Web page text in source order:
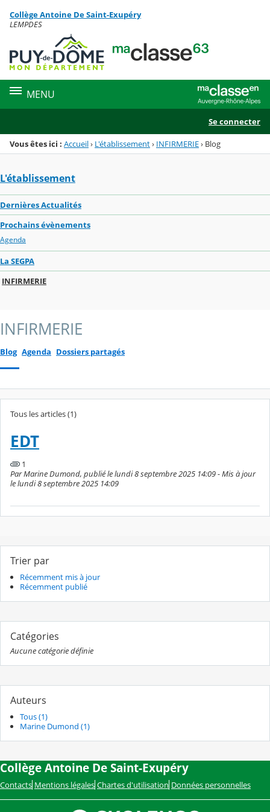
Menu de la rubrique
Contenu
Collège Antoine De Saint-Exupéry
LEMPDES
MENU
Se connecter
Vous êtes ici : Accueil› L'établissement› INFIRMERIE› Blog
L'établissement
Dernières Actualités
Prochains évènements
Agenda
La SEGPA
INFIRMERIE
INFIRMERIE
Blog Agenda Dossiers partagés
Tous les articles (1)
EDT
1
Par Marine Dumond, publié le lundi 8 septembre 2025 14:09 - Mis à jour
le lundi 8 septembre 2025 14:09
Trier par
Récemment mis à jour
Récemment publié
Catégories
Aucune catégorie définie
Auteurs
Tous (1)
Marine Dumond (1)
Collège Antoine De Saint-Exupéry
Contacts Mentions légales Chartes d'utilisation Données personnelles